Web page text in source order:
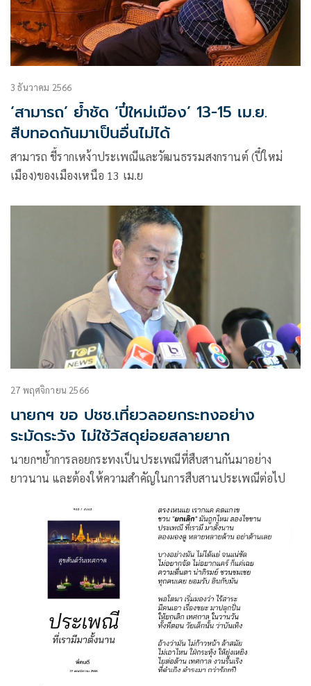
3 ธันวาคม 2566
‘สามารถ’ ย้ำชัด ‘ปี๋ใหม่เมือง’ 13-15 เม.ย.
สืบทอดกันมาเป็นอื่นไม่ได้
สามารถ ชี้รากเหง้าประเพณีและวัฒนธรรมสงกรานต์ (ปี๋ใหม่
เมือง)ของเมืองเหนือ 13 เม.ย
27 พฤศจิกายน 2566
นายกฯ ขอ ปชช.เที่ยวลอยกระทงอย่าง
ระมัดระวัง ไม่ใช้วัสดุย่อยสลายยาก
นายกฯย้ำการลอยกระทงเป็นประเพณีที่สืบสานกันมาอย่าง
ยาวนาน และต้องให้ความสำคัญในการสืบสานประเพณีต่อไป